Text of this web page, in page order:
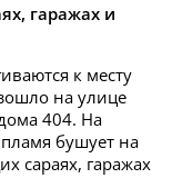
гаражах и
к месту
на улице
404. На
бушует на
сараях, гаражах